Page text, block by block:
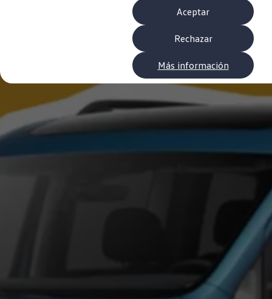
Aceptar
Rechazar
Más información
Aceite y líquidos
Customized-Solution portal
Volkswagen Connect Shop
Mundo Camper
Gama Camper
Volkswagen Transporter Camper
Volkswagen Caddy California
Volkswagen California
Mundo Volkswagen